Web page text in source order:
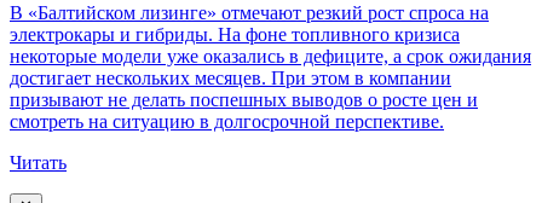
В «Балтийском лизинге» отмечают резкий рост спроса на
электрокары и гибриды. На фоне топливного кризиса
некоторые модели уже оказались в дефиците, а срок ожидания
достигает нескольких месяцев. При этом в компании
призывают не делать поспешных выводов о росте цен и
смотреть на ситуацию в долгосрочной перспективе.
Читать